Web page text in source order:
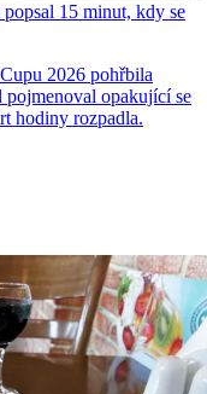
15 minut, kdy se
2026 pohřbila
pojmenoval opakující se
hodiny rozpadla.